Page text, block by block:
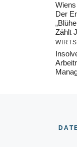
Der
Zählt